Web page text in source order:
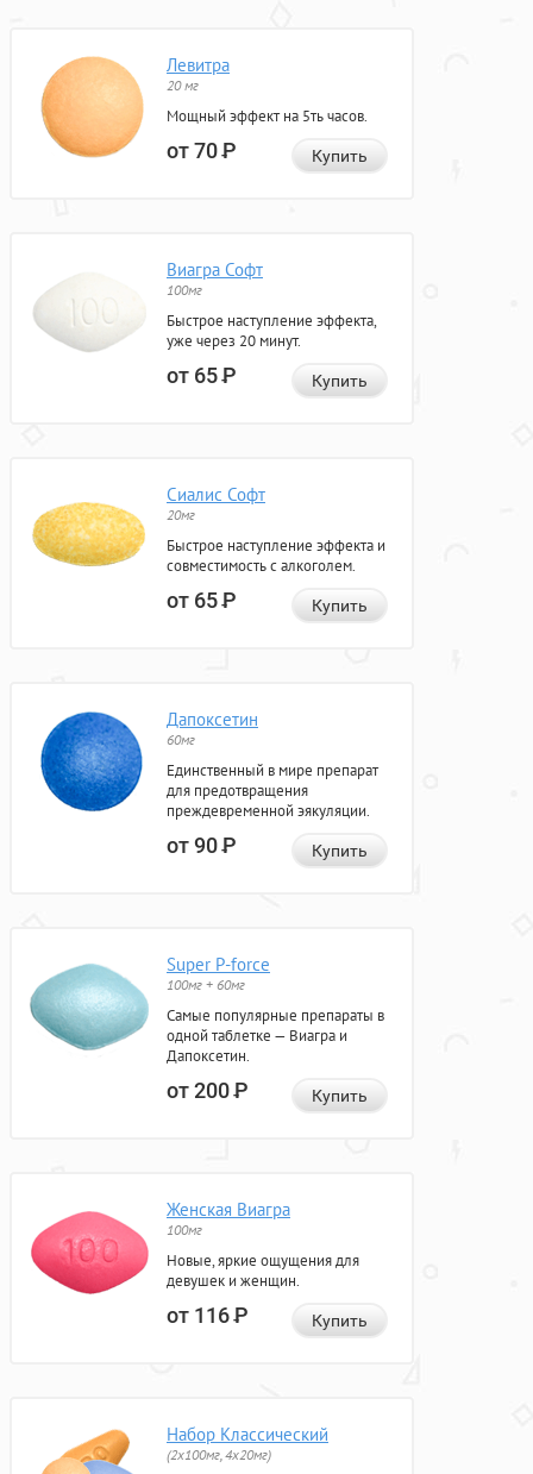
Левитра
20 мг
Мощный эффект на 5ть часов.
от 70Р Купить
Виагра Софт
100мг
Быстрое наступление эффекта,
уже через 20 минут.
от 65Р Купить
Сиалис Софт
20мг
Быстрое наступление эффекта и
совместимость с алкоголем.
от 65Р Купить
Дапоксетин
60мг
Единственный в мире препарат
для предотвращения
преждевременной эякуляции.
от 90Р Купить
Super P-force
100мг + 60мг
Самые популярные препараты в
одной таблетке — Виагра и
Дапоксетин.
от 200Р Купить
Женская Виагра
100мг
Новые, яркие ощущения для
девушек и женщин.
от 116Р Купить
Набор Классический
(2x100мг, 4x20мг)